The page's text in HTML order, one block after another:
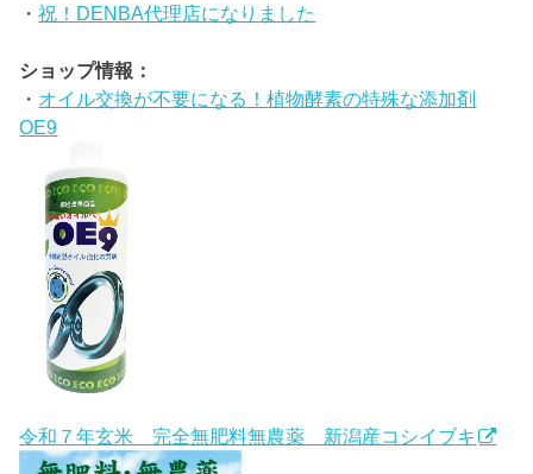
・祝！DENBA代理店になりました
ショップ情報：
・ オイル交換が不要になる！植物酵素の特殊な添加剤
OE9
令和７年玄米 完全無肥料無農薬 新潟産コシイブキ